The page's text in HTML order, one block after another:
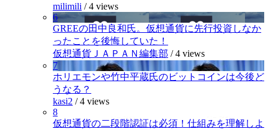
milimili /4 views
6
GREEの田中良和氏。仮想通貨に先行投資しなか
ったことを後悔していた！
仮想通貨ＪＡＰＡＮ編集部 /4 views
7
ホリエモンや竹中平蔵氏のビットコインは今後ど
うなる？
kasi2 /4 views
8
仮想通貨の二段階認証は必須！仕組みを理解しよ